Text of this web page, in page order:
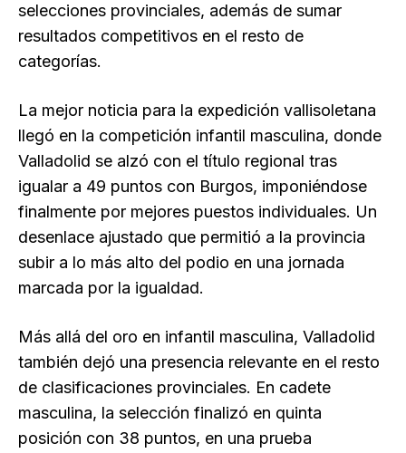
selecciones provinciales, además de sumar
resultados competitivos en el resto de
categorías.
La mejor noticia para la expedición vallisoletana
llegó en la competición infantil masculina, donde
Valladolid se alzó con el título regional tras
igualar a 49 puntos con Burgos, imponiéndose
finalmente por mejores puestos individuales. Un
desenlace ajustado que permitió a la provincia
subir a lo más alto del podio en una jornada
marcada por la igualdad.
Más allá del oro en infantil masculina, Valladolid
también dejó una presencia relevante en el resto
de clasificaciones provinciales. En cadete
masculina, la selección finalizó en quinta
posición con 38 puntos, en una prueba